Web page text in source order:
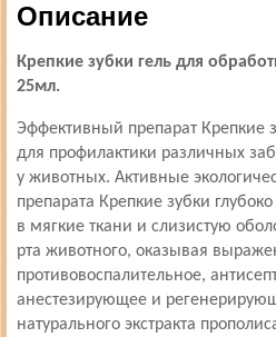
Описание
Крепкие зубки гель для
25мл.
Эффективный препарат Крепкие
для профилактики различных
у животных. Активные
препарата Крепкие зубки
в мягкие ткани и слизистую
рта животного, оказывая
противовоспалительное,
анестезирующее и
натурального экстракта